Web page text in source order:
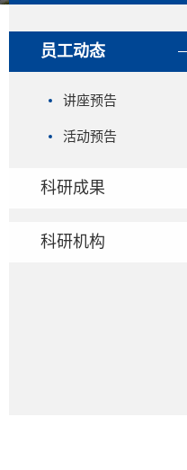
员工动态
讲座预告
活动预告
科研成果
科研机构